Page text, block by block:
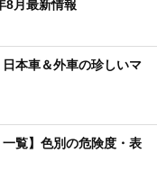
8月最新情報
日本車＆外車の珍しいマ
一覧】色別の危険度・表